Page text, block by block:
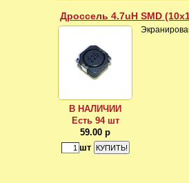
Дроссель 4.7uH SMD
В НАЛИЧИИ
Есть 94 шт
59.00 р
шт